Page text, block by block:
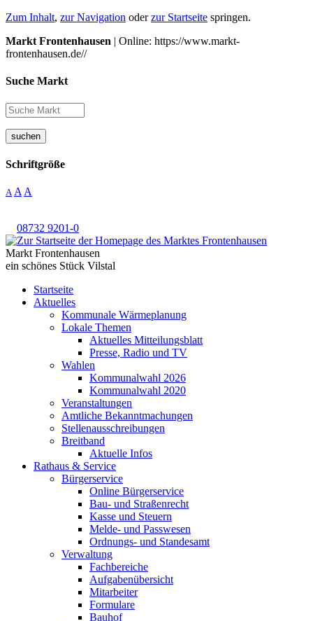
Zum Inhalt, zur Navigation oderzur Startseite springen.
Markt Frontenhausen | Online: https://www.markt-
frontenhausen.de//
Suche Markt
suchen
Schriftgröße
A A A
08732 9201-0
Markt Frontenhausen
ein schönes Stück Vilstal
Startseite
Aktuelles
Kommunale Wärmeplanung
Lokale Themen
Aktuelles Mitteilungsblatt
Presse, Radio und TV
Wahlen
Kommunalwahl 2026
Kommunalwahl 2020
Veranstaltungen
Amtliche Bekanntmachungen
Stellenausschreibungen
Breitband
Aktuelle Infos
Rathaus & Service
Bürgerservice
Online Bürgerservice
Bau- und Straßenrecht
Kasse und Steuern
Melde- und Passwesen
Ordnungs- und Standesamt
Verwaltung
Fachbereiche
Aufgabenübersicht
Mitarbeiter
Formulare
Bauhof